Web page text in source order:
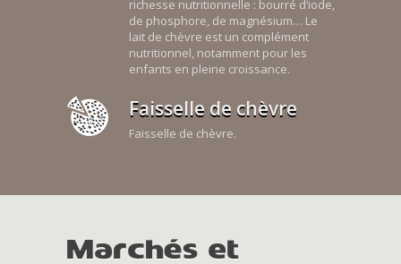
richesse nutritionnelle : bourré d’iode,
de phosphore, de magnésium… Le
lait de chèvre est un complément
nutritionnel, notamment pour les
enfants en pleine croissance.
Faisselle de chèvre
Faisselle de chèvre.
Marchés et